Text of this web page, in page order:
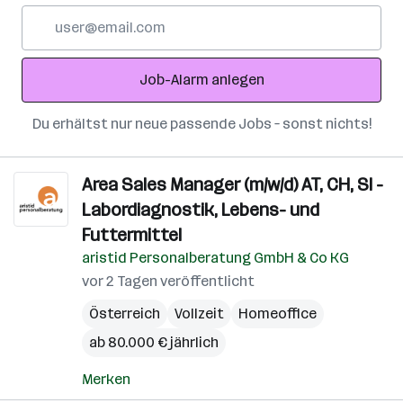
Adresse
Job-Alarm anlegen
Du erhältst nur neue passende Jobs – sonst nichts!
Area Sales Manager (m/w/d) AT, CH, SI -
Labordiagnostik, Lebens- und
Futtermittel
aristid Personalberatung GmbH & Co KG
vor 2 Tagen veröffentlicht
Österreich
Vollzeit
Homeoffice
ab 80.000 € jährlich
Merken